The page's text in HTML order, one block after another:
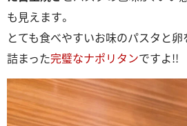
も見えます。
とても食べやすいお味のパスタと
詰まった完璧なナポリタンですよ!!